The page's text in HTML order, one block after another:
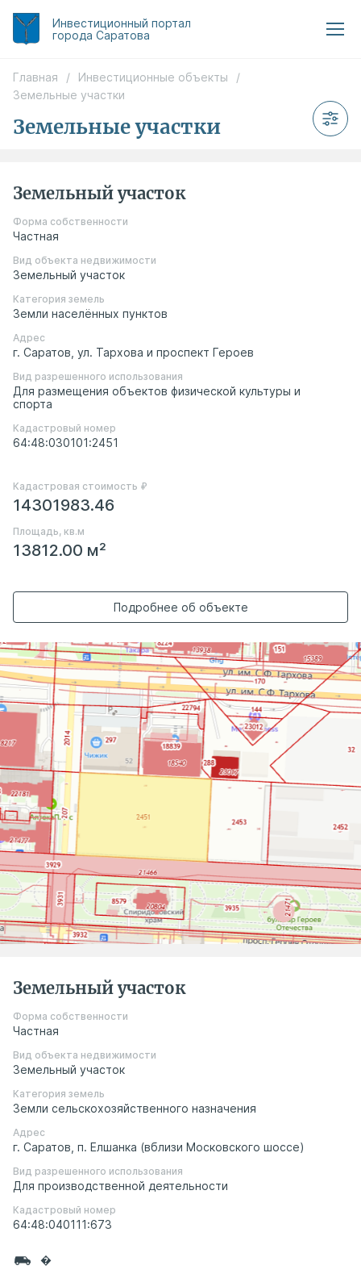
Инвестиционный портал
города Саратова
Главная / Инвестиционные объекты
/
Земельные участки
Земельные участки
Земельный участок
Форма собственности
Частная
Вид объекта недвижимости
Земельный участок
Категория земель
Земли населённых пунктов
Адрес
г. Саратов, ул. Тархова и проспект Героев
Вид разрешенного использования
Для размещения объектов физической культуры и
спорта
Кадастровый номер
64:48:030101:2451
Кадастровая стоимость ₽
14301983.46
Площадь, кв.м
13812.00 м²
Подробнее об объекте
Земельный участок
Форма собственности
Частная
Вид объекта недвижимости
Земельный участок
Категория земель
Земли сельскохозяйственного назначения
Адрес
г. Саратов, п. Елшанка (вблизи Московского шоссе)
Вид разрешенного использования
Для производственной деятельности
Кадастровый номер
64:48:040111:673
�